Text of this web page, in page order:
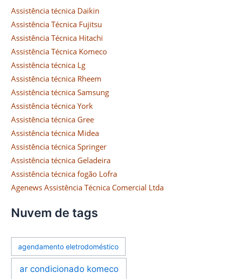
Assistência técnica Daikin
Assistência Técnica Fujitsu
Assistência Técnica Hitachi
Assistência Técnica Komeco
Assistência técnica Lg
Assistência técnica Rheem
Assistência técnica Samsung
Assistência técnica York
Assistência técnica Gree
Assistência técnica Midea
Assistência técnica Springer
Assistência técnica Geladeira
Assistência técnica fogão Lofra
Agenews Assistência Técnica Comercial Ltda
Nuvem de tags
agendamento eletrodoméstico
ar condicionado komeco